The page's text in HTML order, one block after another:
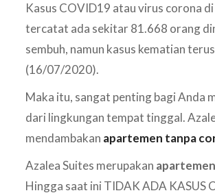
Kasus COVID19 atau virus corona
tercatat ada sekitar 81.668 orang
sembuh, namun kasus kematian
(16/07/2020).
Maka itu, sangat penting bagi Anda
dari lingkungan tempat tinggal.
mendambakan apartemen tanpa
Azalea Suites merupakan
Hingga saat ini TIDAK ADA KASUS